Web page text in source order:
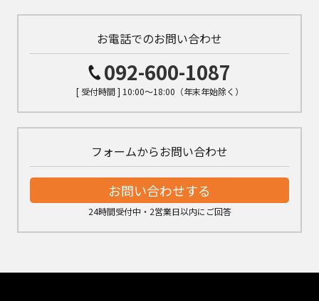
お電話でのお問い合わせ
092-600-1087
[ 受付時間 ] 10:00～18:00（年末年始除く）
フォームからお問い合わせ
お問い合わせする
24時間受付中・2営業日以内にご回答